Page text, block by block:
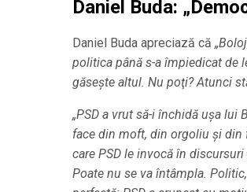
Daniel Buda:
Daniel Buda apreciază că
politica până s-a împiedicat de
găseşte altul. Nu poţi? Atunci
„PSD a vrut să-i închidă uşa lui
face din moft, din orgoliu şi din
care PSD le invocă în
Poate nu se va întâmpla.